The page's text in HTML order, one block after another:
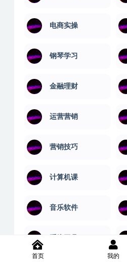
电商实操
钢琴学习
金融理财
运营营销
营销技巧
计算机课
音乐软件
首页 我的